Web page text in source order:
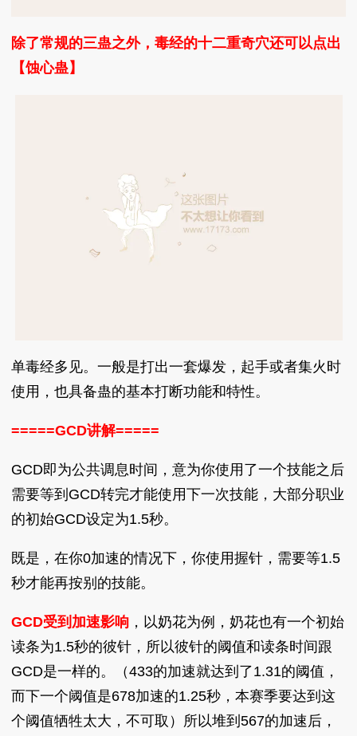
除了常规的三蛊之外，毒经的十二重奇穴还可以点出
【蚀心蛊】
单毒经多见。一般是打出一套爆发，起手或者集火时
使用，也具备蛊的基本打断功能和特性。
=====GCD讲解=====
GCD即为公共调息时间，意为你使用了一个技能之后
需要等到GCD转完才能使用下一次技能，大部分职业
的初始GCD设定为1.5秒。
既是，在你0加速的情况下，你使用握针，需要等1.5
秒才能再按别的技能。
GCD受到加速影响 ，以奶花为例，奶花也有一个初始
读条为1.5秒的彼针，所以彼针的阈值和读条时间跟
GCD是一样的。（433的加速就达到了1.31的阈值，
而下一个阈值是678加速的1.25秒，本赛季要达到这
个阈值牺牲太大，不可取）所以堆到567的加速后，